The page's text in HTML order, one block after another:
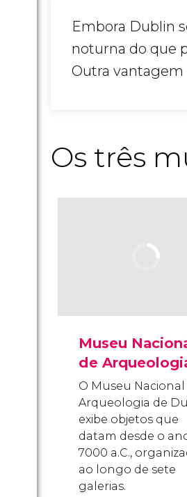
Embora Dublin
noturna do que
Outra vantagem
Os três
Museu
de
O Museu Nacional
Arqueologia de
exibe objetos que
datam desde o
7000 a.C.,
ao longo de sete
galerias.